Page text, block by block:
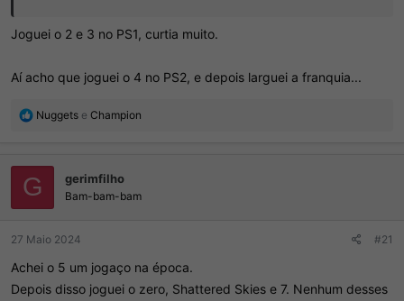
Joguei o 2 e 3 no PS1, curtia muito.
Aí acho que joguei o 4 no PS2, e depois larguei a franquia...
R
õ
e
s
Nuggets e Champion
G gerimfilho
Bam-bam-bam
27 Maio 2024 #21
Achei o 5 um jogaço na época.
Depois disso joguei o zero, Shattered Skies e 7. Nenhum desses